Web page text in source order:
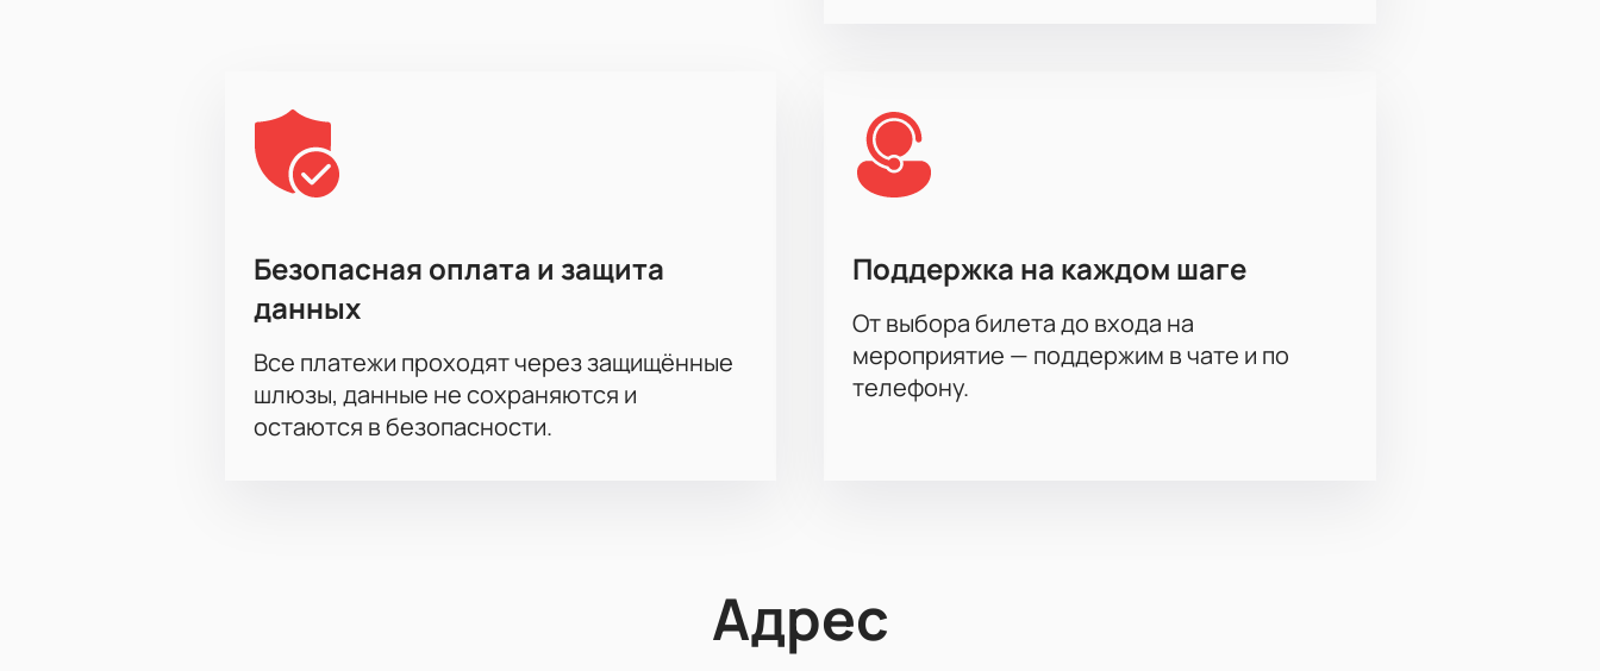
Безопасная оплата и защита
данных
Все платежи проходят через защищённые
шлюзы, данные не сохраняются и
остаются в безопасности.
Поддержка на каждом шаге
От выбора билета до входа на
мероприятие — поддержим в чате и по
телефону.
Адрес